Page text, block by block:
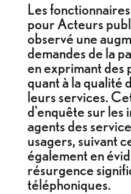
Les
pour Acteurs
observé une
demandes de la
en exprimant des
quant à la qualité
leurs services.
d'enquête sur les
agents des
usagers, suivant
également en
résurgence
téléphoniques.